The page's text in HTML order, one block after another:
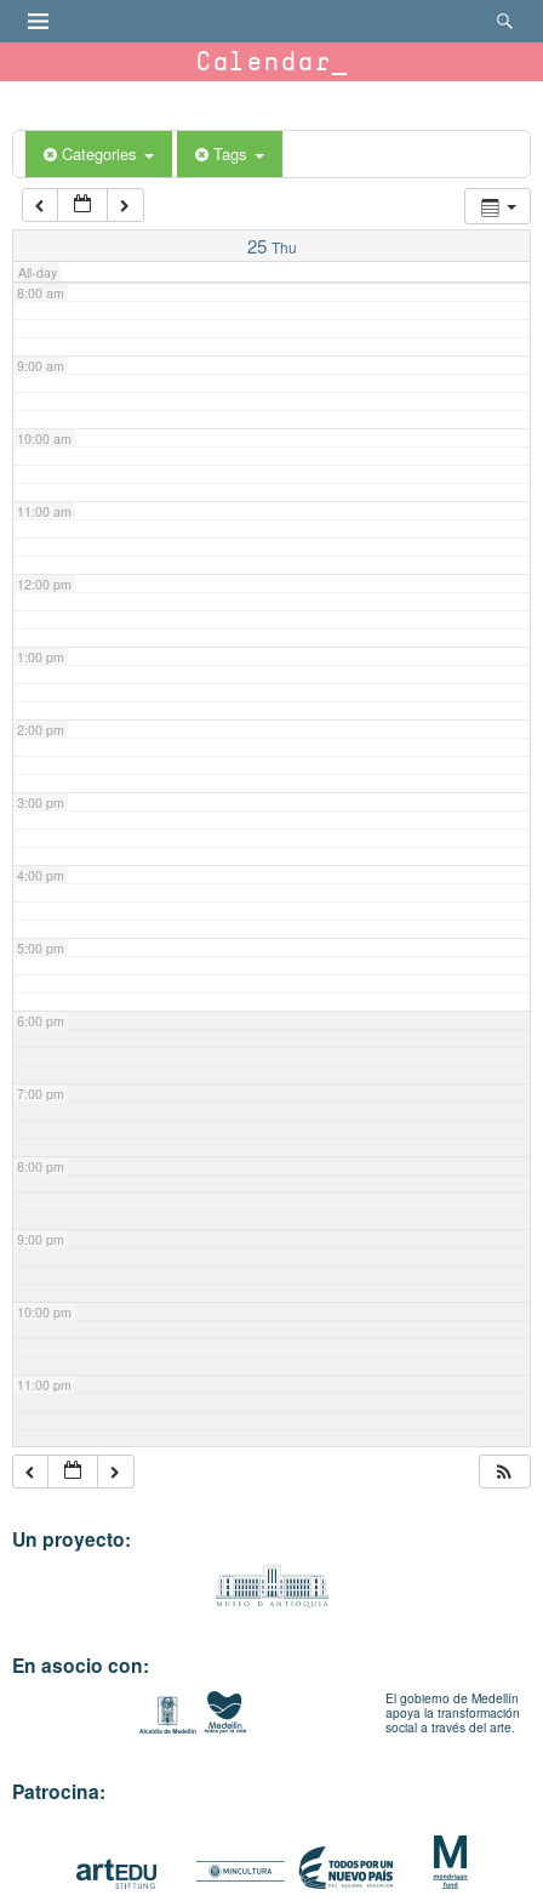
Calendar
Categories Tags
25 Thu
All-day
6:00 am
7:00 am
8:00 am
9:00 am
10:00 am
11:00 am
12:00 pm
1:00 pm
2:00 pm
3:00 pm
4:00 pm
5:00 pm
6:00 pm
7:00 pm
8:00 pm
9:00 pm
10:00 pm
11:00 pm
Un proyecto:
En asocio con:
El gobierno de Medellín
apoya la transformación
social a través del arte.
Patrocina: